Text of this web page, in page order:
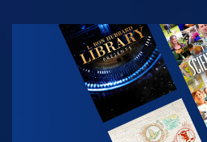
REGARDER